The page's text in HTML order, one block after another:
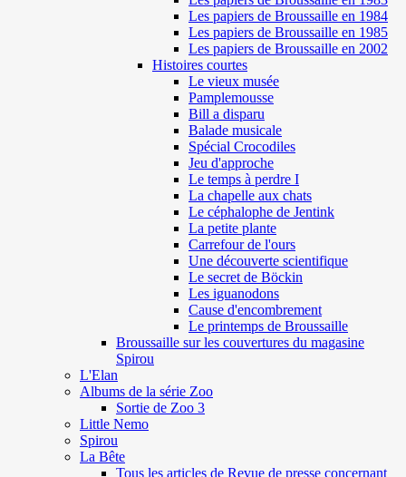
Les papiers de Broussaille en 1984
Les papiers de Broussaille en 1985
Les papiers de Broussaille en 2002
Histoires courtes
Le vieux musée
Pamplemousse
Bill a disparu
Balade musicale
Spécial Crocodiles
Jeu d'approche
Le temps à perdre I
La chapelle aux chats
Le céphalophe de Jentink
La petite plante
Carrefour de l'ours
Une découverte scientifique
Le secret de Böckin
Les iguanodons
Cause d'encombrement
Le printemps de Broussaille
Broussaille sur les couvertures du magasine
Spirou
L'Elan
Albums de la série Zoo
Sortie de Zoo 3
Little Nemo
Spirou
La Bête
Tous les articles de Revue de presse concernant